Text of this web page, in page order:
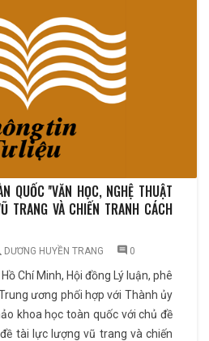
QUỐC ''VĂN HỌC, NGHỆ THUẬT
TRANG VÀ CHIẾN TRANH CÁCH
DƯƠNG HUYỀN TRANG 0
Chí Minh, Hội đồng Lý luận, phê
ương phối hợp với Thành ủy
khoa học toàn quốc với chủ đề
tài lực lượng vũ trang và chiến